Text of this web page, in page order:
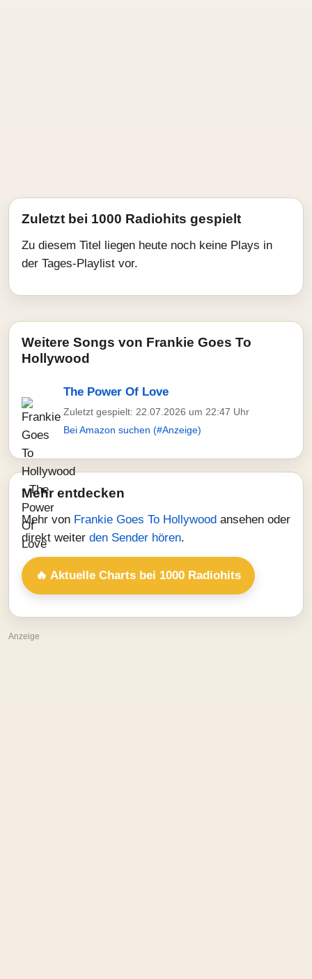
Zuletzt bei 1000 Radiohits gespielt
Zu diesem Titel liegen heute noch keine Plays in
der Tages-Playlist vor.
Weitere Songs von Frankie Goes To
Hollywood
The Power Of Love
Zuletzt gespielt: 22.07.2026 um 22:47 Uhr
Bei Amazon suchen (#Anzeige)
Mehr entdecken
Mehr von Frankie Goes To Hollywood ansehen oder
direkt weiter den Sender hören.
🔥 Aktuelle Charts bei 1000 Radiohits
Anzeige